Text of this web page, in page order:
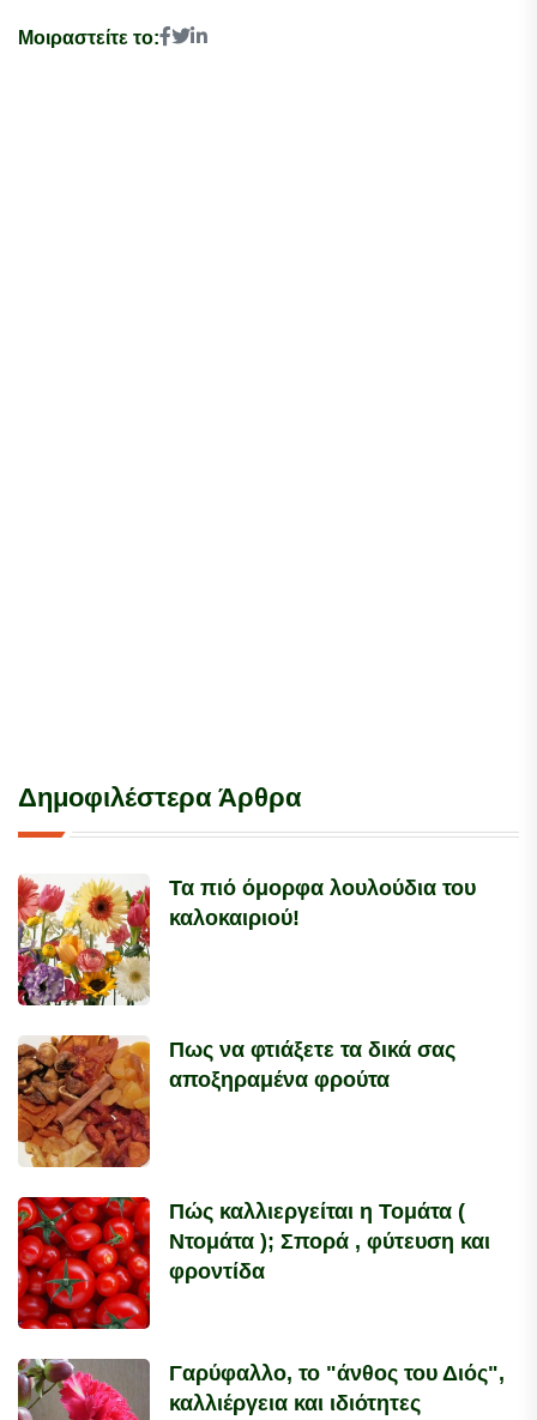
Μοιραστείτε το:
Δημοφιλέστερα Άρθρα
Τα πιό όμορφα λουλούδια του
καλοκαιριού!
Πως να φτιάξετε τα δικά σας
αποξηραμένα φρούτα
Πώς καλλιεργείται η Τομάτα (
Ντομάτα ); Σπορά , φύτευση και
φροντίδα
Γαρύφαλλο, το "άνθος του Διός",
καλλιέργεια και ιδιότητες